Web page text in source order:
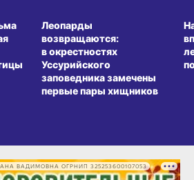
Леопарды
возвращаются:
в окрестностях
Уссурийского
заповедника замечены
первые пары хищников
ВАДИМОВНА ОГРНИП 325253600107053